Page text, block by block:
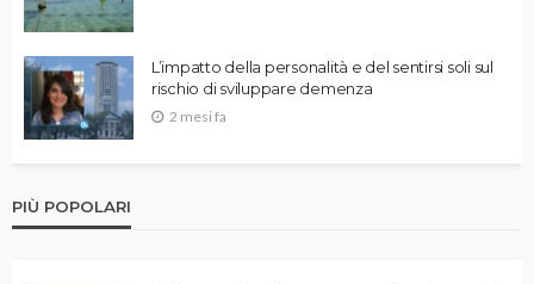
L’impatto della personalità e del sentirsi soli sul
rischio di sviluppare demenza
2 mesi fa
PIÙ POPOLARI